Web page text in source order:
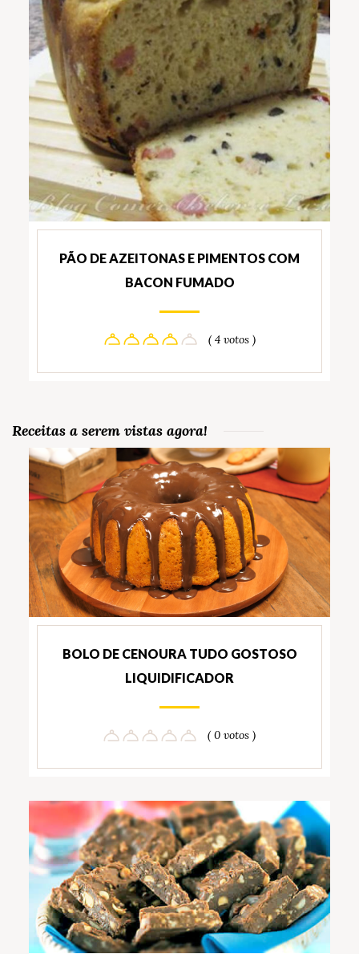
PÃO DE AZEITONAS E PIMENTOS COM
BACON FUMADO
( 4 votos )
Receitas a serem vistas agora!
BOLO DE CENOURA TUDO GOSTOSO
LIQUIDIFICADOR
( 0 votos )